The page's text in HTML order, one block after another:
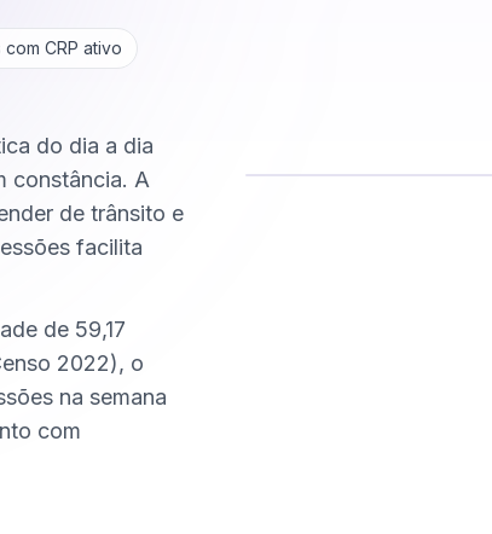
CRP ativo
do dia a dia
constância. A
de trânsito e
facilita
de 59,17
2022), o
na semana
com